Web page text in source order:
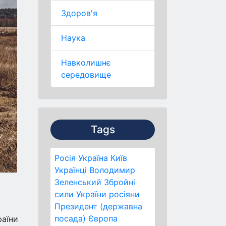
Здоров'я
Наука
Навколишнє
середовище
Tags
Росія Україна Київ
Українці Володимир
Зеленський Збройні
сили України росіяни
Президент (державна
посада) Європа